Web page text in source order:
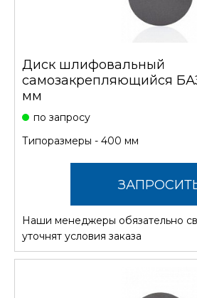
Диск шлифовальный
самозакрепляющийся
мм
по запросу
Типоразмеры - 400 мм
Наши менеджеры обязательно
уточнят условия заказа